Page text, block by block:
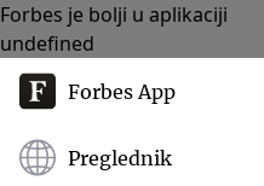
Forbes je bolji u aplikaciji
undefined
Forbes App
Preglednik